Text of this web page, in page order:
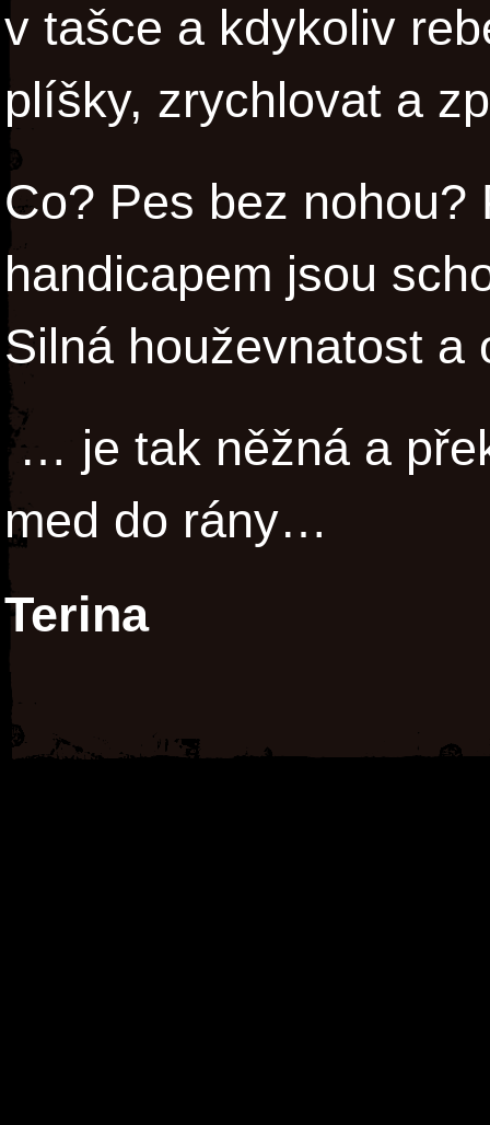
v tašce a kdykoliv
plíšky, zrychlovat a
Co? Pes bez
handicapem jsou
Silná houževnatost a
… je tak něžná a
med do rány…
Terina